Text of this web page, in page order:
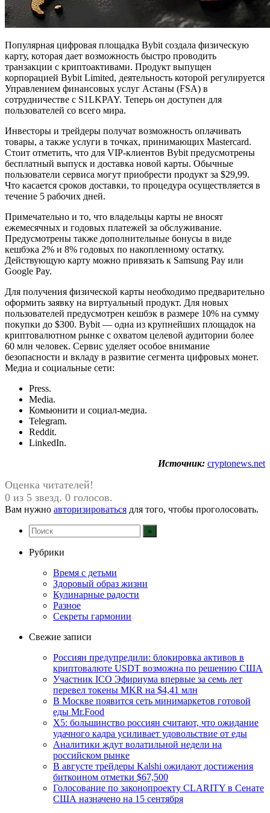
Популярная цифровая площадка Bybit создала физическую
карту, которая дает возможность быстро проводить
транзакции с криптоактивами. Продукт выпущен
корпорацией Bybit Limited, деятельность которой регулируется
Управлением финансовых услуг Астаны (FSA) в
сотрудничестве с S1LKPAY. Теперь он доступен для
пользователей со всего мира.
Инвесторы и трейдеры получат возможность оплачивать
товары, а также услуги в точках, принимающих Mastercard.
Стоит отметить, что для VIP-клиентов Bybit предусмотрены
бесплатный выпуск и доставка новой карты. Обычные
пользователи сервиса могут приобрести продукт за $29,99.
Что касается сроков доставки, то процедура осуществляется в
течение 5 рабочих дней.
Примечательно и то, что владельцы карты не вносят
ежемесячных и годовых платежей за обслуживание.
Предусмотрены также дополнительные бонусы в виде
кешбэка 2% и 8% годовых по накопленному остатку.
Действующую карту можно привязать к Samsung Pay или
Google Pay.
Для получения физической карты необходимо предварительно
оформить заявку на виртуальный продукт. Для новых
пользователей предусмотрен кешбэк в размере 10% на сумму
покупки до $300. Bybit — одна из крупнейших площадок на
криптовалютном рынке с охватом целевой аудитории более
60 млн человек. Сервис уделяет особое внимание
безопасности и вкладу в развитие сегмента цифровых монет.
Медиа и социальные сети:
Press.
Media.
Комьюнити и социал-медиа.
Telegram.
Reddit.
LinkedIn.
Источник: cryptonews.net
Оценка читателей!
0 из 5 звезд. 0 голосов.
Вам нужно авторизироваться для того, чтобы проголосовать.
Рубрики
Время с детьми
Здоровый образ жизни
Кулинарные радости
Разное
Секреты гармонии
Свежие записи
Россиян предупредили: блокировка активов в
криптовалюте USDT возможна по решению США
Участник ICO Эфириума впервые за семь лет
перевел токены MKR на $4,41 млн
В Москве появится сеть минимаркетов готовой
еды Mr.Food
X5: большинство россиян считают, что ожидание
удачного кадра усиливает удовольствие от еды
Аналитики ждут волатильной недели на
российском рынке
В августе трейдеры Kalshi ожидают достижения
биткоином отметки $67,500
Голосование по законопроекту CLARITY в Сенате
США назначено на 15 сентября